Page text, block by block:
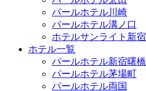
パールホテル川崎
パールホテル溝ノ口
ホテルサンライト新宿
ホテル一覧
パールホテル新宿曙橋
パールホテル茅場町
パールホテル両国